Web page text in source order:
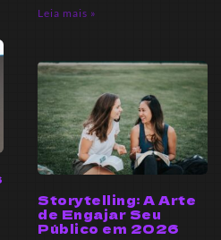
Leia mais »
Storytelling: A Arte
de Engajar Seu
Público em 2026